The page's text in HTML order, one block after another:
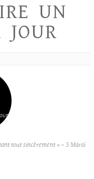
UN
JOUR
tout sincèrement » – S Maraï